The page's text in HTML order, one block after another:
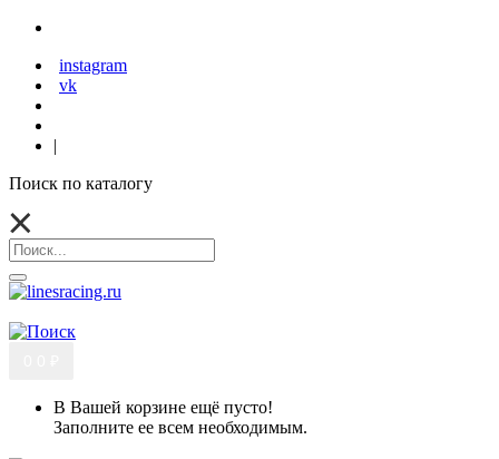
instagram
vk
|
Поиск по каталогу
В Вашей корзине ещё пусто!
Заполните ее всем необходимым.